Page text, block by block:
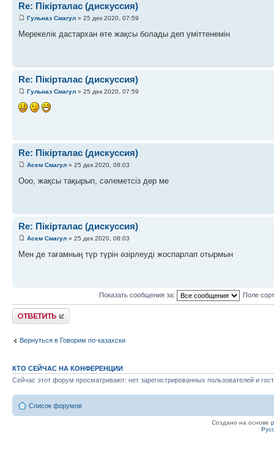
Re: Пікірталас (дискуссия)
Гульназ Смагул » 25 дек 2020, 07:59
Мерекелік дастархан өте жақсы болады деп үміттенемін
Re: Пікірталас (дискуссия)
Гульназ Смагул » 25 дек 2020, 07:59
Re: Пікірталас (дискуссия)
Асем Смагул » 25 дек 2020, 08:03
Ооо, жақсы тақырып, сәлеметсіз дер ме
Re: Пікірталас (дискуссия)
Асем Смагул » 25 дек 2020, 08:03
Мен де тағамның түр түрін әзірлеуді жоспарлап отырмын
Показать сообщения за: Поле
Ответить
Вернуться в Говорим по-казахски
КТО СЕЙЧАС НА КОНФЕРЕНЦИИ
Сейчас этот форум просматривают: нет зарегистрированных пользователей и
Список форумов
Создано на основе